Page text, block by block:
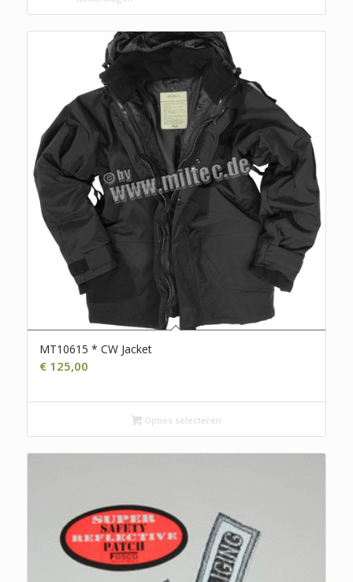
MT10615 * CW Jacket
€125,00
Opties selecteren